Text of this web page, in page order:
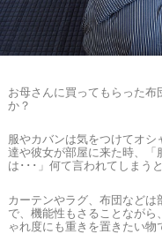
お母さんに買ってもらった布
か？
服やカバンは気をつけてオ
達や彼女が部屋に来た時、「
は･･･」何て言われてしまう
カーテンやラグ、布団など
で、機能性もさることながら
ゃれ度にも重きを置きたい物